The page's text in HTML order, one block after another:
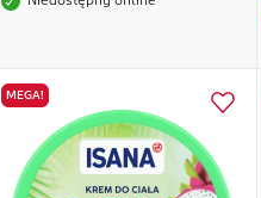
MEGA!